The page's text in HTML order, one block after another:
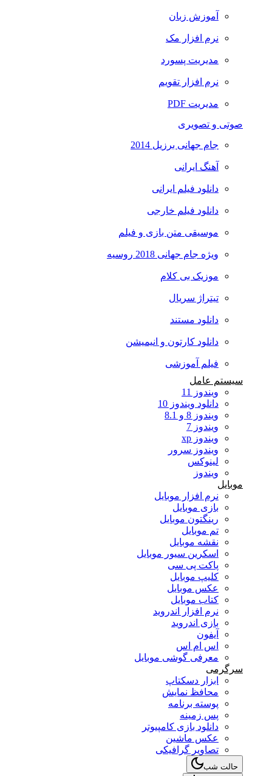
آموزش زبان
نرم افزار مک
مدیریت پسورد
نرم افزار تقویم
مدیریت PDF
صوتی و تصویری
جام جهانی برزیل 2014
آهنگ ایرانی
دانلود فیلم ایرانی
دانلود فیلم خارجی
موسیقی متن بازی و فیلم
ویژه جام جهانی 2018 روسیه
موزیک بی کلام
تیتراژ سریال
دانلود مستند
دانلود کارتون و انیمیشن
فیلم آموزشی
سیستم عامل
ویندوز 11
دانلود ویندوز 10
ویندوز 8 و 8.1
ویندوز 7
ویندوز xp
ویندوز سرور
لینوکس
ویندوز
موبایل
نرم افزار موبایل
بازی موبایل
رینگتون موبایل
تم موبایل
نقشه موبایل
اسکرین سیور موبایل
پاکت پی سی
کلیپ موبایل
عکس موبایل
کتاب موبایل
نرم افزار اندروید
بازی اندروید
آیفون
اس ام اس
معرفی گوشی موبایل
سرگرمی
ابزار دسکتاپ
محافظ نمایش
پوسته برنامه
پس زمینه
دانلود بازی کامپیوتر
عکس ماشین
تصاویر گرافیکی
حالت شب